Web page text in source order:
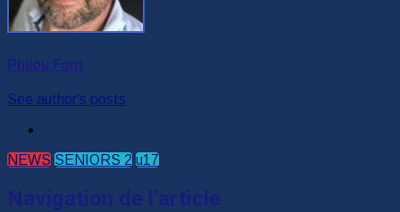
Philou Font
See author's posts
NEWS SENIORS 2 u17
Navigation de l’article